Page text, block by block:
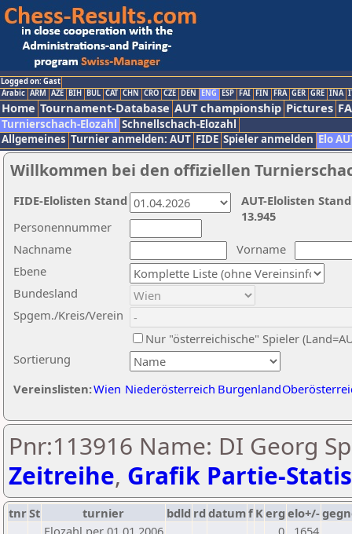
Logged on: Gast
Arabic ARM AZE BIH BUL CAT CHN CRO CZE DEN ENG ESP FAI FIN FRA GER GRE INA
Home Tournament-Database AUT championship Pictures
Turnierschach-Elozahl Schnellschach-Elozahl
Allgemeines Turnier anmelden: AUT FIDE Spieler anmelden Elo
Willkommen bei den offiziellen
Nachname
Vorname
Ebene
Sortierung
Personennummer
Bundesland
Spgem./Kreis/Verein
Nur "österreichische" Spieler
Vereinslisten:Wien Niederösterreich Burgenland
AUT-Elolisten
13.945
FIDE-Elolisten Stand
Pnr:113916 Name: DI Georg
Zeitreihe, Grafik Partie-
tnrSt turnier bdld rd datumf Kerg elo+/-
Elozahl per 01.01.2006
0
1654